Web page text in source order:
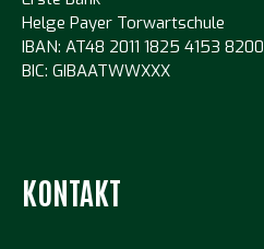
Helge Payer Torwartschule
IBAN: AT48 2011 1825 4153 8200
BIC: GIBAATWWXXX
KONTAKT